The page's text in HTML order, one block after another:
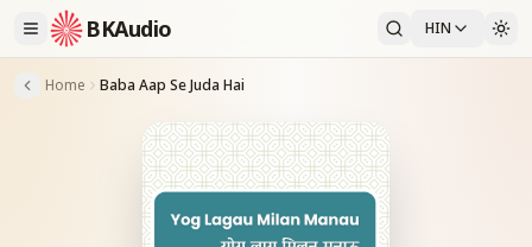
BKAudio HIN
Home Baba Aap Se Juda Hai